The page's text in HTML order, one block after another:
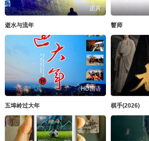
正片
逝水与流年 瞽师
HD国语
五埠岭过大年 棋手(2026)